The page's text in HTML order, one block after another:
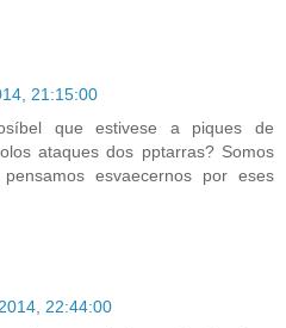
21:15:00
que estivese a piques de
ataques dos pptarras? Somos
esvaecernos por eses
22:44:00